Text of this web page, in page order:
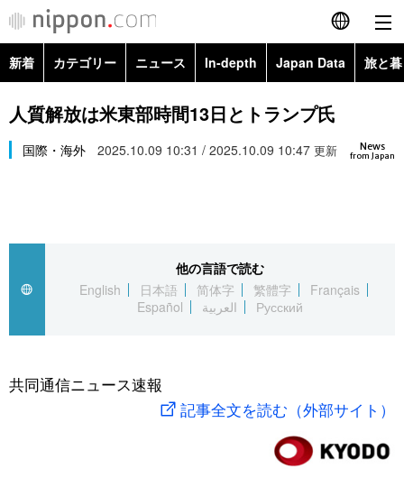
English
简体字
繁體字
العربية
社会
旅と暮らし
新着 カテゴリー ニュース In-depth Japan Data 旅と
政治・外交
経済・ビジネス
社会
文化
科学・技術
暮らし
Topics
Images
お知らせ
人質解放は米東部時間13日とトランプ氏
News
from Japan
国際・海外 2025.10.09 10:31 / 2025.10.09 10:47 更新
他の言語で読む
English
日本語 简体字 繁體字
Français
Español
العربية Русский
共同通信ニュース速報
記事全文を読む（外部サイト）